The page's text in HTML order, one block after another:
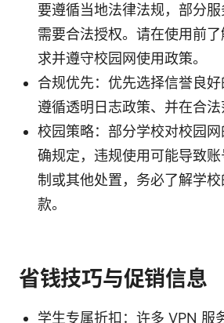
要遵循当地法律法规，部分
需要合法授权。请在使用前
求并遵守校园网使用政策。
合规优先：优先选择信誉良好
遵循透明日志政策、并在合法
校园策略：部分学校对校园
确规定，违规使用可能导致
制或其他处置，务必了解学
款。
省钱技巧与促销信息
学生专属折扣：许多 VPN 服